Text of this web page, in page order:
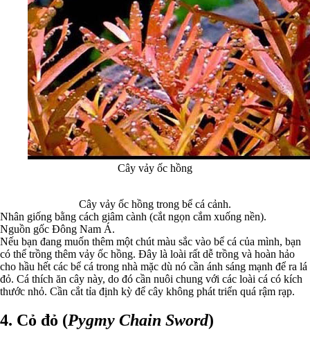
Cây vảy ốc hồng
Cây vảy ốc hồng trong bể cá cảnh.
Nhân giống bằng cách giâm cành (cắt ngọn cắm xuống nền).
Nguồn gốc Đông Nam Á.
Nếu bạn đang muốn thêm một chút màu sắc vào bể cá của mình, bạn
có thể trồng thêm vảy ốc hồng. Đây là loài rất dễ trồng và hoàn hảo
cho hầu hết các bể cá trong nhà mặc dù nó cần ánh sáng mạnh để ra lá
đỏ. Cá thích ăn cây này, do đó cần nuôi chung với các loài cá có kích
thước nhỏ. Cần cắt tỉa định kỳ để cây không phát triển quá rậm rạp.
4. Cỏ đỏ (Pygmy Chain Sword)